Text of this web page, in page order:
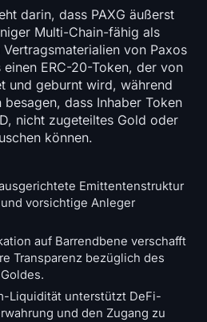
darin, dass PAXG äußerst
Multi-Chain-fähig als
von Paxos
einen ERC-20-Token, der von
und geburnt wird, während
dass Inhaber Token
nicht zugeteiltes Gold oder
können.
Emittentenstruktur
vorsichtige Anleger
auf Barrendbene verschafft
Transparenz bezüglich des
Liquidität unterstützt DeFi-
und den Zugang zu